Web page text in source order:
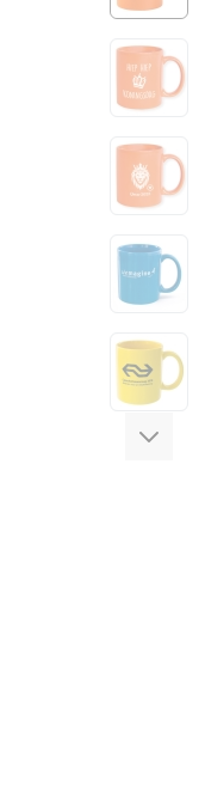
View
View
View
View
View